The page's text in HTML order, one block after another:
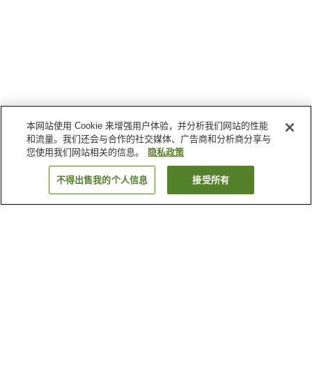
本网站使用 Cookie 来增强用户体验，并分析我们网站的性能
和流量。我们还会与合作的社交媒体、广告商和分析商分享与
您使用我们网站相关的信息。
隐私政策
不得出售我的个人信息 接受所有